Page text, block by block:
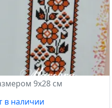
9х28 см
в наличии